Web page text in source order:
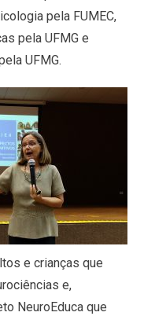
pela FUMEC,
pela UFMG e
UFMG.
e crianças que
e,
NeuroEduca que